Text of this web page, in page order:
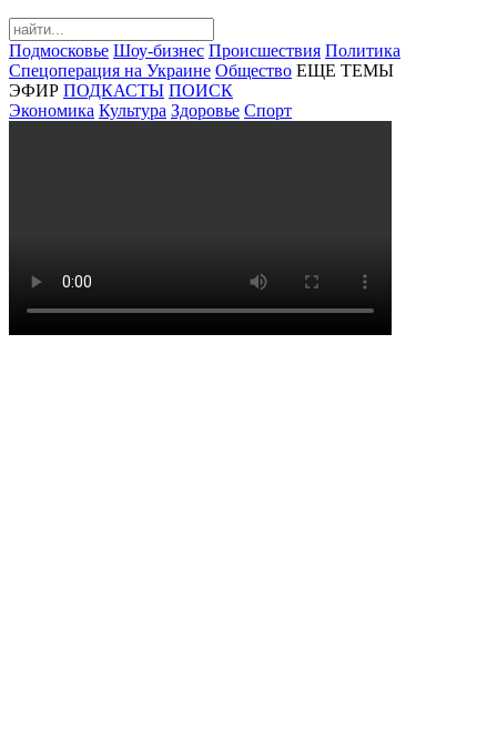
Подмосковье Шоу-бизнес Происшествия Политика
Спецоперация на Украине Общество ЕЩЕ ТЕМЫ
ЭФИР ПОДКАСТЫ ПОИСК
Экономика Культура Здоровье Спорт